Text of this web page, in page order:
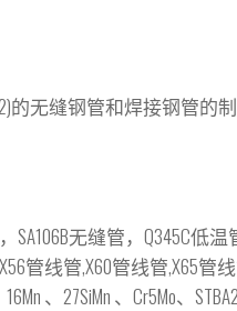
的无缝钢管和焊接钢管的
无缝管，Q345C低温
管线管,X60管线管,X65管
、27SiMn 、Cr5Mo、